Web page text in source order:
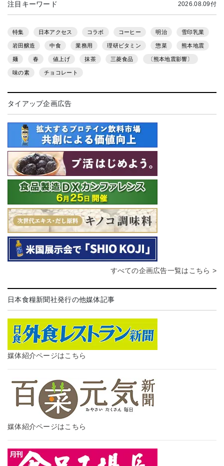
注目キーワード 2026.08.09付
特集 日本アクセス コラボ コーヒー 明治 雪印乳業
岩田醸造 中食 業務用 理研ビタミン 惣菜 熊本地震
麺 春 値上げ 抹茶 三菱食品 〔熊本地震影響〕
味の素 チョコレート
タイアップ企画広告
すべての企画広告一覧はこちら >
日本食糧新聞社発行の他媒体記事
媒体紹介ページはこちら
媒体紹介ページはこちら